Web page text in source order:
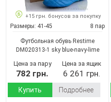
+15 грн. бонусов за покупку
Размеры: 41-45 8 пар
Футбольная обувь Restime
DM020313-1 sky blue-navy-lime
Цена за пару
782 грн.
Цена за ящик
6 261 грн.
Купить Подробнее